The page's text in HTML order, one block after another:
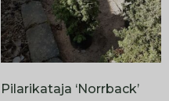
Pilarikataja ‘Norrback’